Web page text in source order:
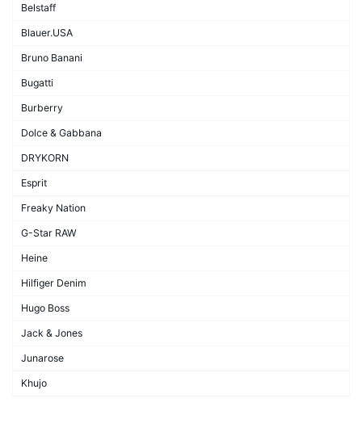
Belstaff
Blauer.USA
Bruno Banani
Bugatti
Burberry
Dolce & Gabbana
DRYKORN
Esprit
Freaky Nation
G-Star RAW
Heine
Hilfiger Denim
Hugo Boss
Jack & Jones
Junarose
Khujo